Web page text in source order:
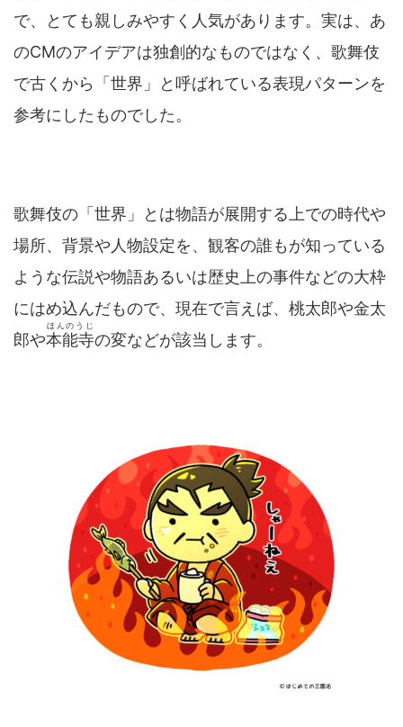
で、とても親しみやすく人気があります。実は、あ
のCMのアイデアは独創的なものではなく、歌舞伎
で古くから「世界」と呼ばれている表現パターンを
参考にしたものでした。
歌舞伎の「世界」とは物語が展開する上での時代や
場所、背景や人物設定を、観客の誰もが知っている
ような伝説や物語あるいは歴史上の事件などの大枠
にはめ込んだもので、現在で言えば、桃太郎や金太
郎や本能寺
ほんのうじ
の変などが該当します。